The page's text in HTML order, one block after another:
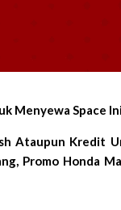
Menyewa Space
Ataupun Kredit
Promo Honda